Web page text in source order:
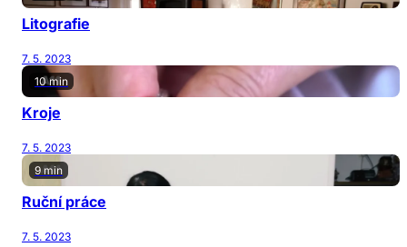
Litografie
7. 5. 2023
10 min
Kroje
7. 5. 2023
9 min
Ruční práce
7. 5. 2023